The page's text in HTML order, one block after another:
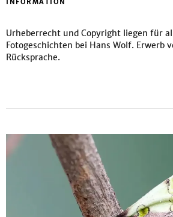
Urheberrecht und Copyright liegen für
Fotogeschichten bei Hans Wolf. Erwerb
Rücksprache.